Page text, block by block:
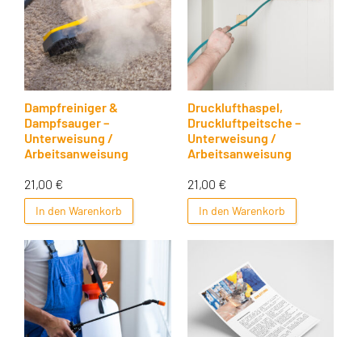
Dampfreiniger &
Dampfsauger –
Unterweisung /
Arbeitsanweisung
21,00 €
In den Warenkorb
Drucklufthaspel,
Druckluftpeitsche –
Unterweisung /
Arbeitsanweisung
21,00 €
In den Warenkorb